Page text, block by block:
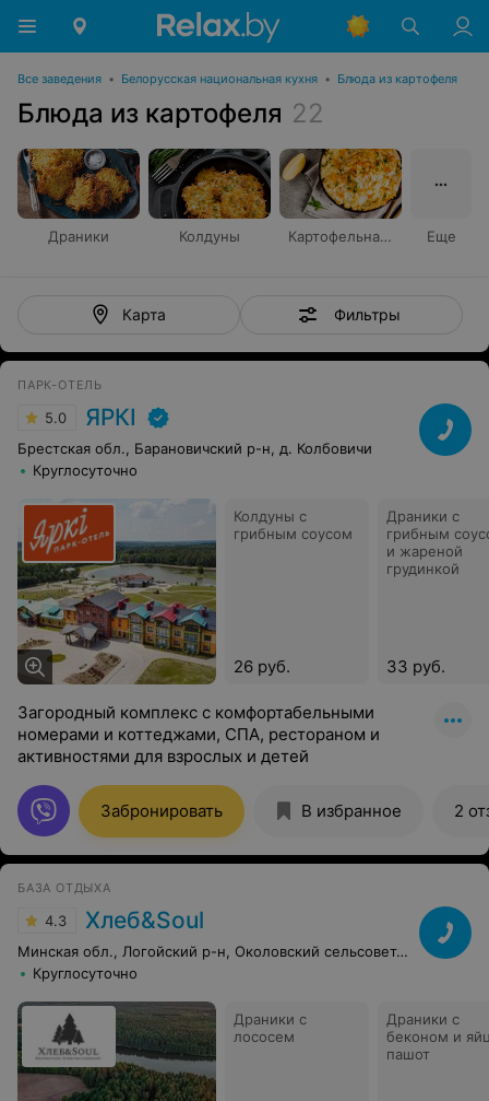
Все заведения • Белорусская национальная кухня • Блюда из картофеля
Блюда из картофеля 22
Драники Колдуны Картофельная бабка Еще
Карта Фильтры
ПАРК-ОТЕЛЬ
5.0 ЯРКI
Брестская обл., Барановичский р-н, д. Колбовичи
Круглосуточно
Колдуны с
грибным соусом
26 руб.
Драники с
грибным
и жареной
грудинкой
33 руб.
Загородный комплекс с комфортабельными
номерами и коттеджами, СПА, рестораном и
активностями для взрослых и детей
Забронировать В избранное 2
БАЗА ОТДЫХА
4.3 Хлеб&Soul
Минская обл., Логойский р-н, Околовский сельсовет, 4
Круглосуточно
Драники с
лососем
Драники с
беконом и
пашот